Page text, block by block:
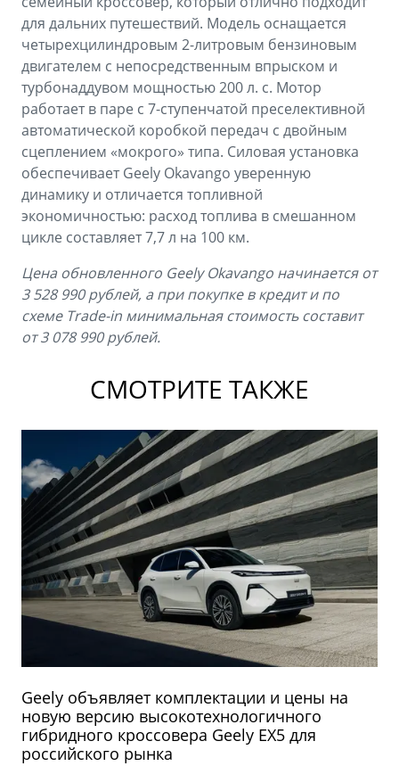
для дальних путешествий. Модель оснащается
четырехцилиндровым 2-литровым бензиновым
двигателем с непосредственным впрыском и
турбонаддувом мощностью 200 л. с. Мотор
работает в паре с 7-ступенчатой преселективной
автоматической коробкой передач с двойным
сцеплением «мокрого» типа. Силовая установка
обеспечивает Geely Okavango уверенную
динамику и отличается топливной
экономичностью: расход топлива в смешанном
цикле составляет 7,7 л на 100 км.
Цена обновленного Geely Okavango начинается от
3 528 990 рублей, а при покупке в кредит и по
схеме Trade-in минимальная стоимость составит
от 3 078 990 рублей.
СМОТРИТЕ ТАКЖЕ
Geely объявляет комплектации и цены на
новую версию высокотехнологичного
гибридного кроссовера Geely EX5 для
российского рынка